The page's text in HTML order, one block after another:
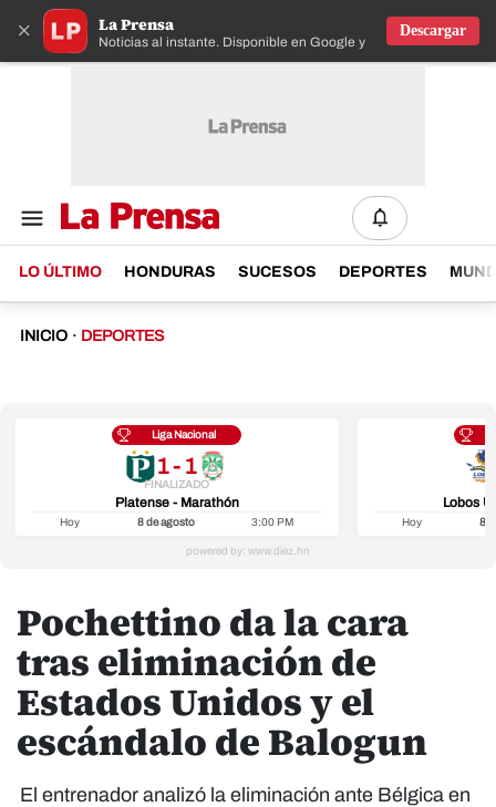
× La Prensa
Noticias al instante. Disponible en Google y IOS
Descargar
LO ÚLTIMO HONDURAS SUCESOS DEPORTES
INICIO · DEPORTES
Liga Nacional
1 - 1
FINALIZADO
Platense - Marathón
Hoy 8 de agosto 3:00 PM
Lobos
Hoy 8
Pochettino da la cara
tras eliminación de
Estados Unidos y el
escándalo de Balogun
El entrenador analizó la eliminación ante Bélgica en